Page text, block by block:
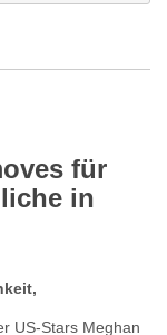
für
in
US-Stars Meghan